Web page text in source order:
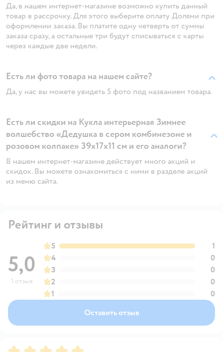
Да, в нашем интернет-магазине возможно купить данный
товар в рассрочку. Для этого выберите оплату Долями при
оформлении заказа. Вы платите одну четверть от суммы
заказа сразу, а остальные три будут списываться с карты
через каждые две недели.
Есть ли фото товара на нашем сайте?
Да, у нас вы можете увидеть 5 фото под названием товара.
Есть ли скидки на Кукла интерьерная Зимнее
волшебство «Дедушка в сером комбинезоне и
розовом колпаке» 39х17х11 см и его аналоги?
В нашем интернет-магазине действует много акций и
скидок. Вы можете ознакомиться с ними в разделе акций
из меню сайта.
Рейтинг и отзывы
5,0
1 отзыв
5
1
4
0
3
0
2
0
1
0
Оставить отзыв
Рейтинг:5